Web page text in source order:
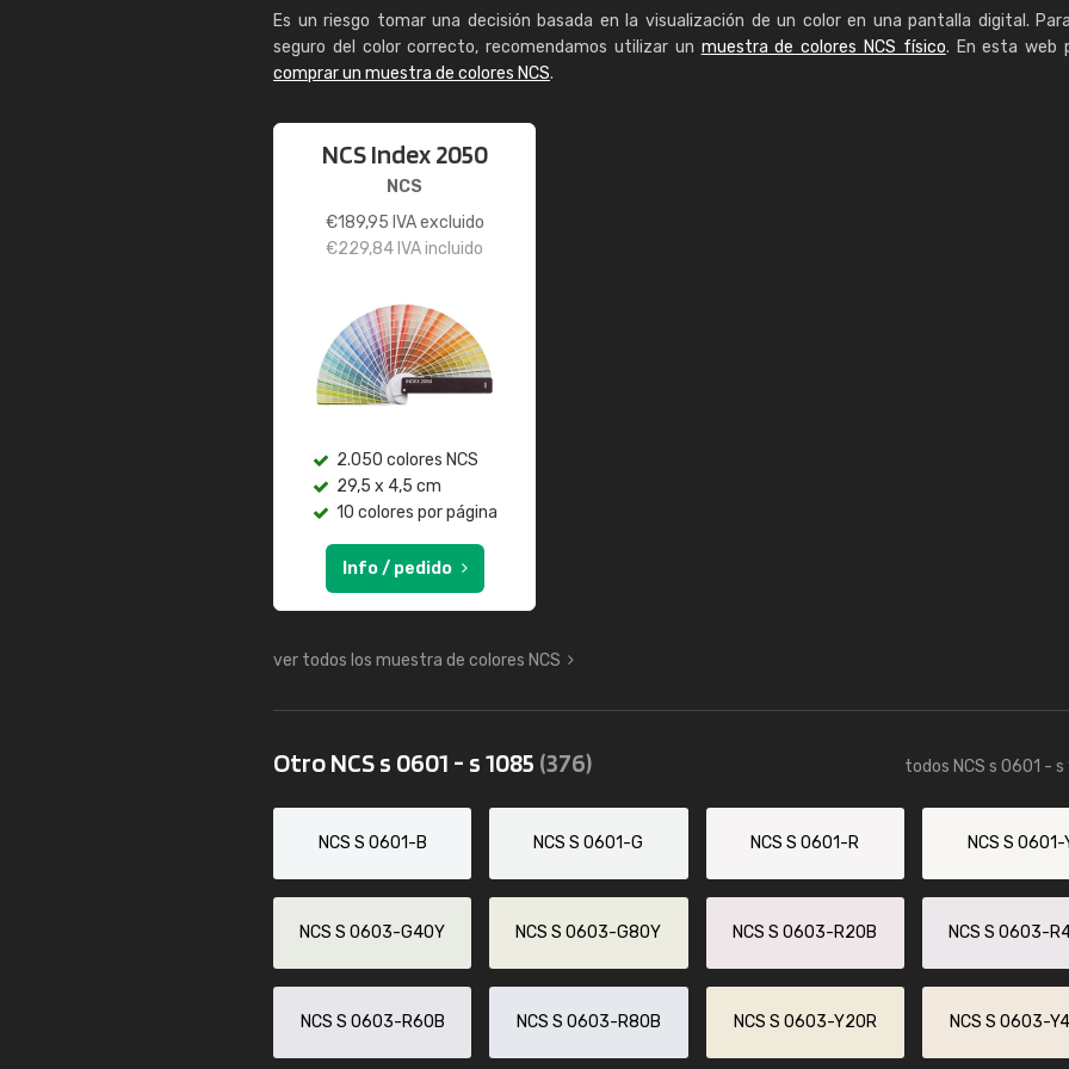
Es un riesgo tomar una decisión basada en la visualización de un color en una pantalla digital.
seguro del color correcto, recomendamos utilizar un muestra de colores NCS físico. En esta web
comprar un muestra de colores NCS.
NCS Index 2050
NCS
€189,95 IVA excluido
€229,84 IVA incluido
2.050 colores NCS
29,5 x 4,5 cm
10 colores por página
Info / pedido
ver todos los muestra de colores NCS
Otro NCS s 0601 - s 1085 (376) todos NCS s 0601 - s
NCS S 0601-B NCS S 0601-G NCS S 0601-R NCS S 0601-
NCS S 0603-G40Y NCS S 0603-G80Y NCS S 0603-R20B NCS S 0603-
NCS S 0603-R60B NCS S 0603-R80B NCS S 0603-Y20R NCS S 0603-